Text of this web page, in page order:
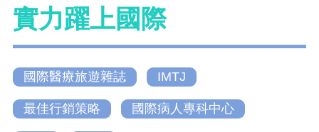
實力躍上國際
國際醫療旅遊雜誌 IMTJ
最佳行銷策略 國際病人專科中心